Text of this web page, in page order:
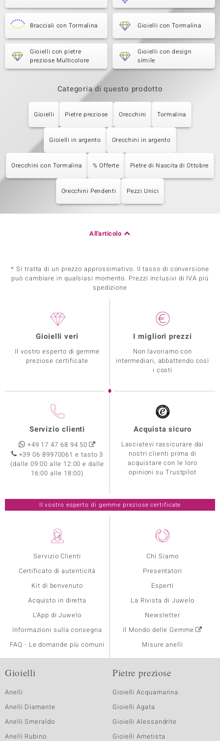
Bracciali con Tormalina Gioielli con Tormalina
Gioielli con pietre
preziose Multicolore
Gioielli con design
simile
Categoria di questo prodotto
Gioielli Pietre preziose Orecchini Tormalina
Gioielli in argento Orecchini in argento
Orecchini con Tormalina % Offerte Pietre di Nascita di Ottobre
Orecchini Pendenti Pezzi Unici
All'articolo
* Si tratta di un prezzo approssimativo. Il tasso di conversione
può cambiare in qualsiasi momento. Prezzi inclusivi di IVA piú
spedizione
Servizio Clienti
Certificato di autenticità
Kit di benvenuto
Acquisto in diretta
L'App di Juwelo
Informazioni sulla consegna
FAQ - Le domande più comuni
Chi Siamo
Presentatori
Esperti
La Rivista di Juwelo
Newsletter
Il Mondo delle Gemme
Misure anelli
Gioielli veri
Il vostro esperto di gemme
preziose certificate
I migliori prezzi
Non lavoriamo con
intermediari, abbattendo così
i costi
Servizio clienti
+49 17 47 68 94 50
+39 06 89970061 e tasto 3
(dalle 09:00 alle 12:00 e dalle
16:00 alle 18:00)
Acquista sicuro
Lasciatevi rassicurare dai
nostri clienti prima di
acquistare con le loro
opinioni su Trustpilot
Il vostro esperto di gemme preziose certificate
Gioielli
Anelli
Anelli Diamante
Anelli Smeraldo
Anelli Rubino
Pietre preziose
Gioielli Acquamarina
Gioielli Agata
Gioielli Alessandrite
Gioielli Ametista